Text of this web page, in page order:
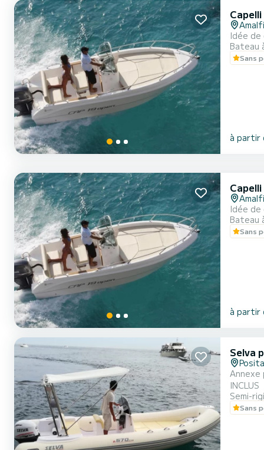
Amalfi
Idée de
Bateau
Sans
à partir
Amalfi
Idée de
Bateau
Sans
à partir
Selva
Annexe pratique
INCLUS
Semi-
Sans